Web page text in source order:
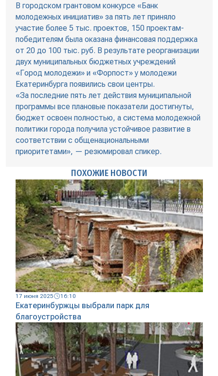
В городском грантовом конкурсе «Банк
молодежных инициатив» за пять лет приняло
участие более 5 тыс. проектов, 150 проектам-
победителям была оказана финансовая поддержка
от 20 до 100 тыс. руб. В результате реорганизации
двух муниципальных бюджетных учреждений
«Город молодежи» и «Форпост» у молодежи
Екатеринбурга появились свои центры.
«За последние пять лет действия муниципальной
программы все плановые показатели достигнуты,
бюджет освоен полностью, а система молодежной
политики города получила устойчивое развитие в
соответствии с общенациональными
приоритетами», — резюмировал спикер.
ПОХОЖИЕ НОВОСТИ
17 июня 2025 16:10
Екатеринбуржцы выбрали парк для
благоустройства